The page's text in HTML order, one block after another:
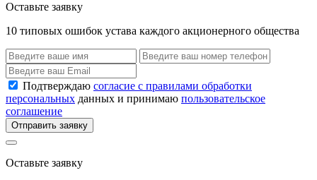
Оставьте заявку
10 типовых ошибок устава каждого акционерного общества
Подтверждаю согласие с правилами обработки
персональных данных и принимаю пользовательское
соглашение
Отправить заявку
Оставьте заявку